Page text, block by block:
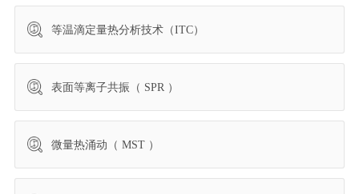
等温滴定量热分析技术（ITC）
表面等离子共振（ SPR ）
微量热涌动（ MST ）